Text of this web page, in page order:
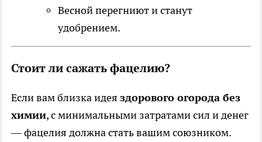
Весной перегниют и станут
удобрением.
Стоит ли сажать фацелию?
Если вам близка идея здорового огорода без
химии, с минимальными затратами сил и денег
— фацелия должна стать вашим союзником.